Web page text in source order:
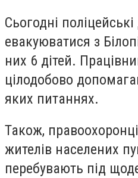
Сьогодні
евакуюватися з
них 6 дітей.
цілодобово
яких питаннях.
Також,
жителів населених
перебувають під